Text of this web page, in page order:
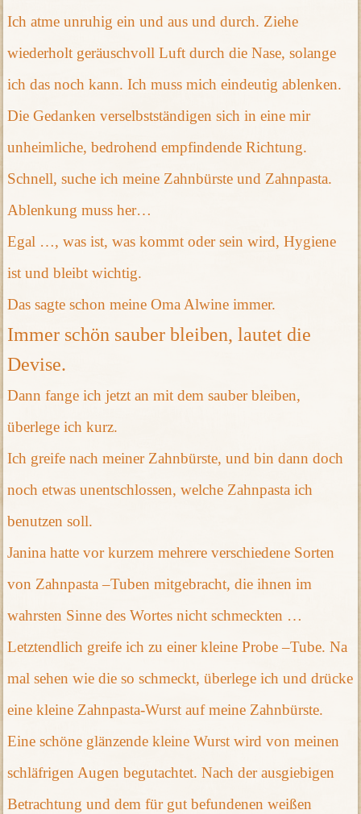
Ich atme unruhig ein und aus und durch. Ziehe
wiederholt geräuschvoll Luft durch die Nase, solange
ich das noch kann. Ich muss mich eindeutig ablenken.
Die Gedanken verselbstständigen sich in eine mir
unheimliche, bedrohend empfindende Richtung.
Schnell, suche ich meine Zahnbürste und Zahnpasta.
Ablenkung muss her…
Egal …, was ist, was kommt oder sein wird, Hygiene
ist und bleibt wichtig.
Das sagte schon meine Oma Alwine immer.
Immer schön sauber bleiben, lautet die
Devise.
Dann fange ich jetzt an mit dem sauber bleiben,
überlege ich kurz.
Ich greife nach meiner Zahnbürste, und bin dann doch
noch etwas unentschlossen, welche Zahnpasta ich
benutzen soll.
Janina hatte vor kurzem mehrere verschiedene Sorten
von Zahnpasta –Tuben mitgebracht, die ihnen im
wahrsten Sinne des Wortes nicht schmeckten …
Letztendlich greife ich zu einer kleine Probe –Tube. Na
mal sehen wie die so schmeckt, überlege ich und drücke
eine kleine Zahnpasta-Wurst auf meine Zahnbürste.
Eine schöne glänzende kleine Wurst wird von meinen
schläfrigen Augen begutachtet. Nach der ausgiebigen
Betrachtung und dem für gut befundenen weißen